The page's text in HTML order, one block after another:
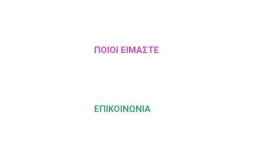
ΠΟΙΟΙ ΕΊΜΑΣΤΕ
ΕΠΙΚΟΙΝΩΝΊΑ